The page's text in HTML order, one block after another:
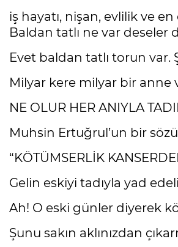
iş hayatı, nişan, evlilik ve
Baldan tatlı ne var deseler
Evet baldan tatlı torun
Milyar kere milyar bir anne
NE OLUR HER ANIYLA
Muhsin Ertuğrul’un bir
“KÖTÜMSERLİK
Gelin eskiyi tadıyla yad
Ah! O eski günler diyerek
Şunu sakın aklınızdan